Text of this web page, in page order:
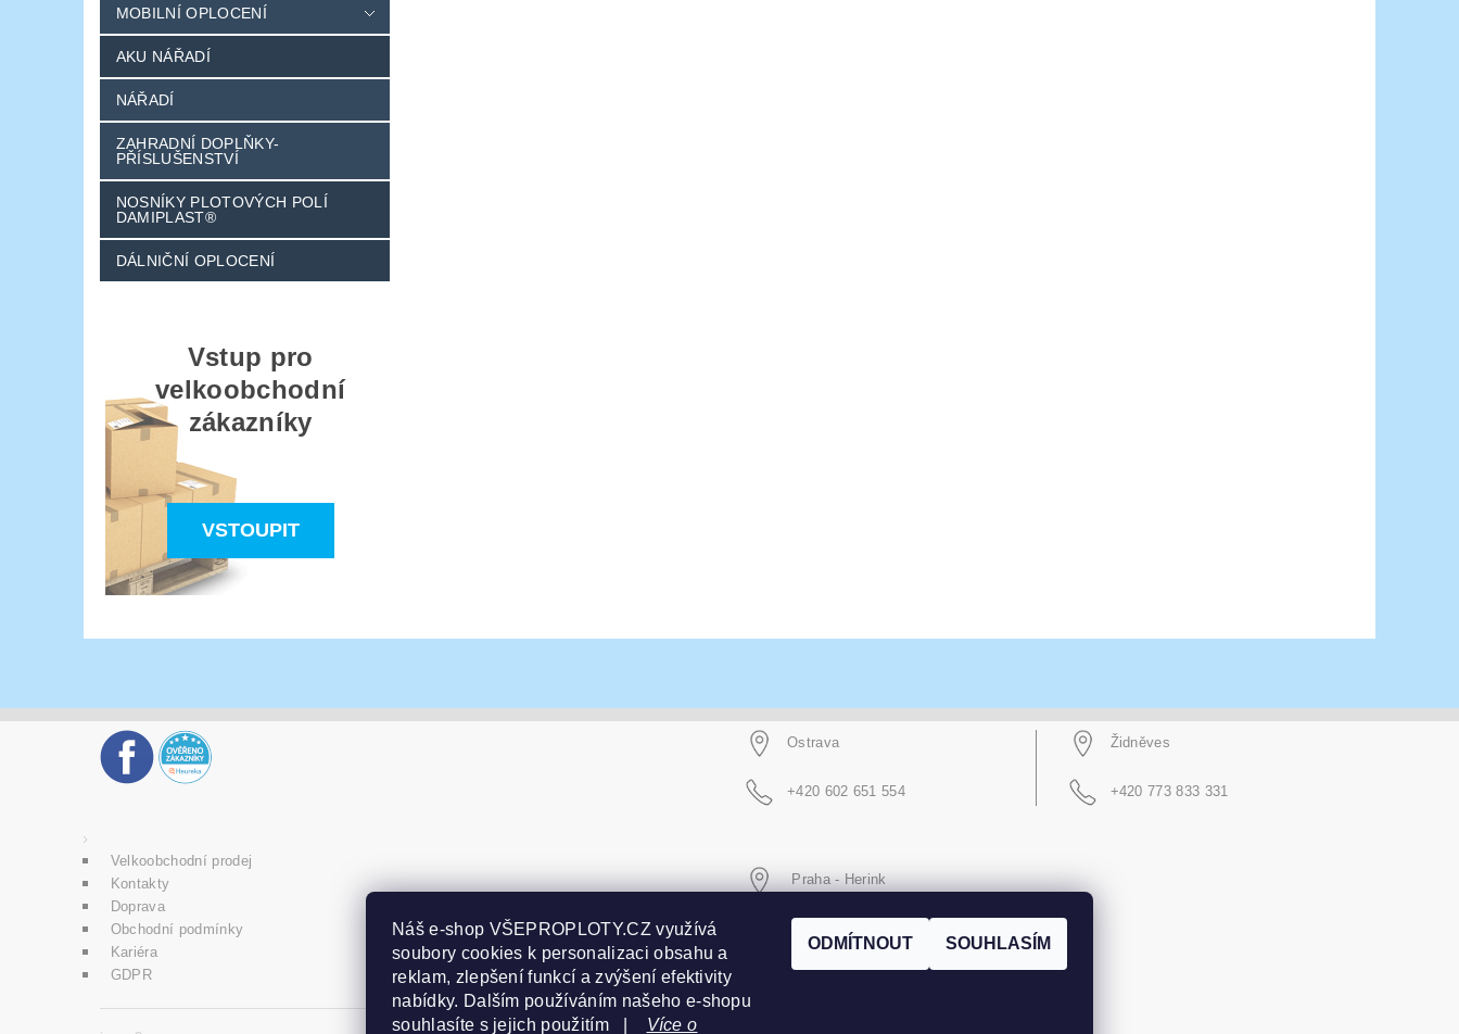
MOBILNÍ OPLOCENÍ
AKU NÁŘADÍ
NÁŘADÍ
ZAHRADNÍ DOPLŇKY-
PŘÍSLUŠENSTVÍ
NOSNÍKY PLOTOVÝCH POLÍ
DAMIPLAST®
DÁLNIČNÍ OPLOCENÍ
Vstup pro
velkoobchodní
zákazníky
VSTOUPIT
Ostrava
+420 602 651 554
Židněves
+420 773 833 331
Velkoobchodní prodej
Kontakty
Doprava
Obchodní podmínky
Kariéra
GDPR
Praha - Herink
+420 606 020 266
Náš e-shop VŠEPROPLOTY.CZ využívá
soubory cookies k personalizaci obsahu a
reklam, zlepšení funkcí a zvýšení efektivity
nabídky. Dalším používáním našeho e-shopu
souhlasíte s jejich použitím | Více o
ODMÍTNOUT SOUHLASÍM